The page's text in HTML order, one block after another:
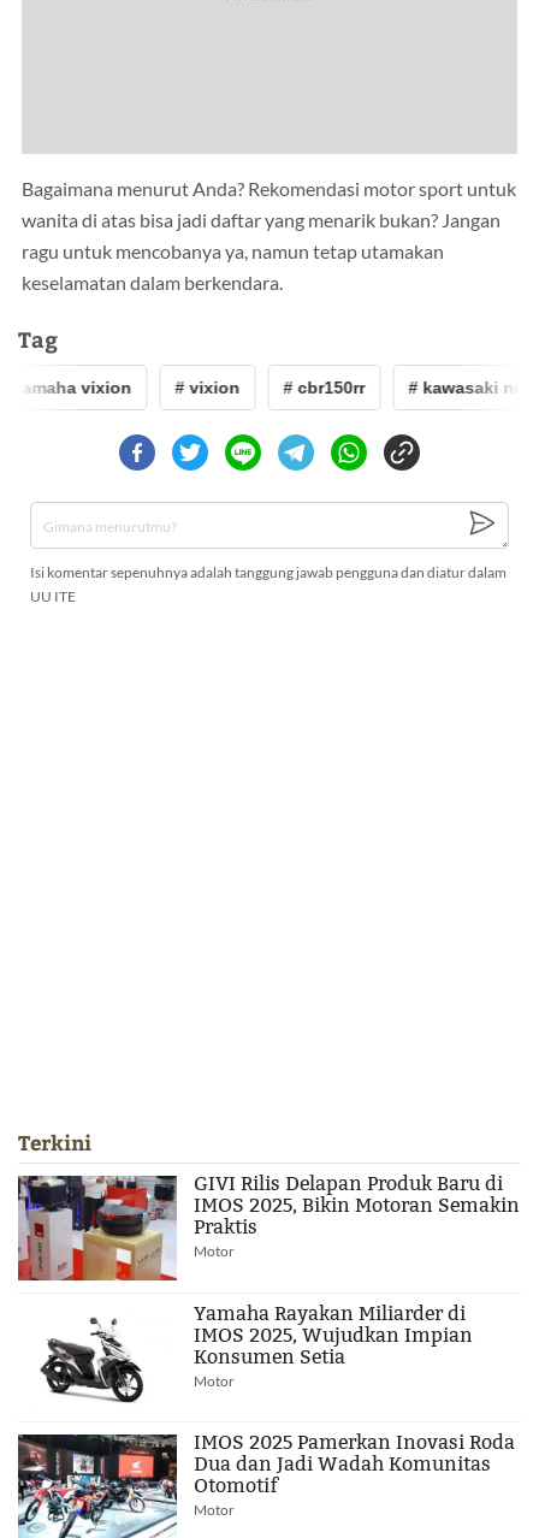
Bagaimana menurut Anda? Rekomendasi motor sport untuk
wanita di atas bisa jadi daftar yang menarik bukan? Jangan
ragu untuk mencobanya ya, namun tetap utamakan
keselamatan dalam berkendara.
Tag
vixion # vixion # cbr150rr # kawasaki ninja
Isi komentar sepenuhnya adalah tanggung jawab pengguna dan diatur dalam
UU ITE
Terkini
GIVI Rilis Delapan Produk Baru di
IMOS 2025, Bikin Motoran Semakin
Praktis
Motor
Yamaha Rayakan Miliarder di
IMOS 2025, Wujudkan Impian
Konsumen Setia
Motor
IMOS 2025 Pamerkan Inovasi Roda
Dua dan Jadi Wadah Komunitas
Otomotif
Motor